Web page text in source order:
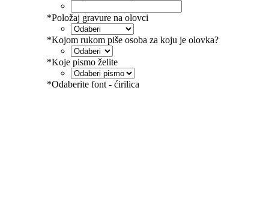
*Položaj gravure na olovci
*Kojom rukom piše osoba za koju je olovka?
*Koje pismo želite
*Odaberite font - ćirilica